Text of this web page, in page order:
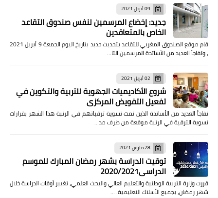
09 أبريل 2021
جديد: إخضاع المرسمين لنفس صندوق التقاعد
الخاص بالمتعاقدين
قام موقع الصندوق المغربي للتقاعد بتحديث جديد بتاريخ اليوم الجمعة 9 أبريل 2021
، وتفاجأ العديد من الأساتذة المرسمين التا…
02 أبريل 2021
شروع الأكاديميات الجهوية للتربية والتكوين في
تفعيل التفويض المركزي
تفاجأ العديد من الأساتذة الذين تمت تسوية ترقياتهم في الرتبة هذا الشهر بقرارات
تسوية الترقية في الرتبة موقعة من طرف مد…
28 مارس 2021
توقيت الدراسة بشهر رمضان المبارك للموسم
الدراسي2020/2021
قررت وزارة التربية الوطنية والتعليم العالي والبحث العلمي، تغيير أوقات الدراسة خلال
شهر رمضان، بجميع الأسلاك التعليمية. …